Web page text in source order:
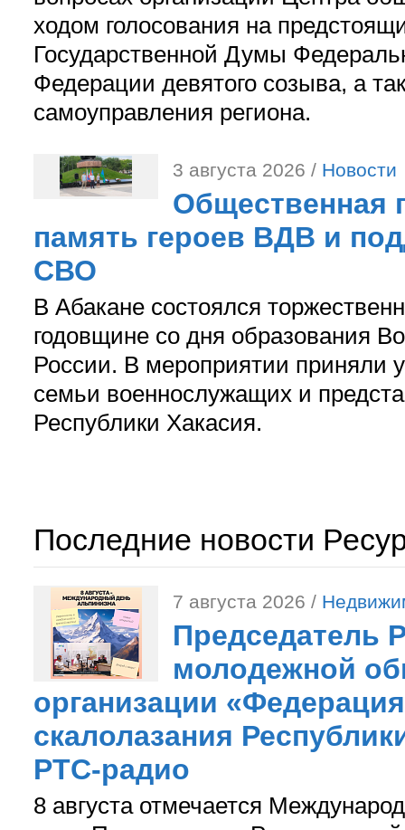
ходом голосования на
Государственной Думы
Федерации девятого созыва, а
самоуправления региона.
3 августа 2026 / Новости
Общественная
память героев ВДВ и
СВО
В Абакане состоялся
годовщине со дня образования
России. В мероприятии приняли
семьи военнослужащих и
Республики Хакасия.
Последние новости
7 августа 2026 /
Председатель
молодежной
организации
скалолазания
РТС-радио
8 августа отмечается